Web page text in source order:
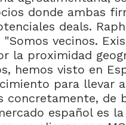
donde ambas
deals.
"Somos vecinos.
la proximidad
hemos visto en
para llevar
concretamente, de
español es